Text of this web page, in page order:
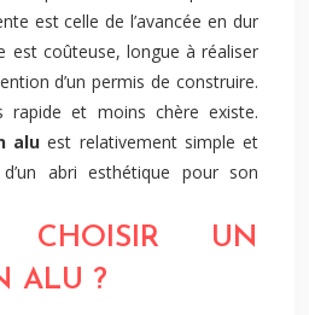
est celle de l’avancée en dur
est coûteuse, longue à réaliser
d’un permis de construire.
rapide et moins chère existe.
alu est relativement simple et
abri esthétique pour son
CHOISIR UN
ALU ?